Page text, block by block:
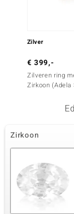
Zilver
€ 399,-
Zilveren ring
Zirkoon (Adela
Zirkoon